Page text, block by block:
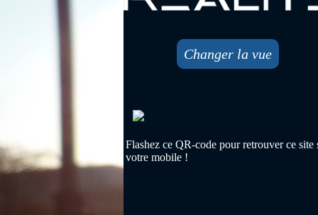
Changer la vue
Flashez ce QR-code pour retrouver ce site
votre mobile !